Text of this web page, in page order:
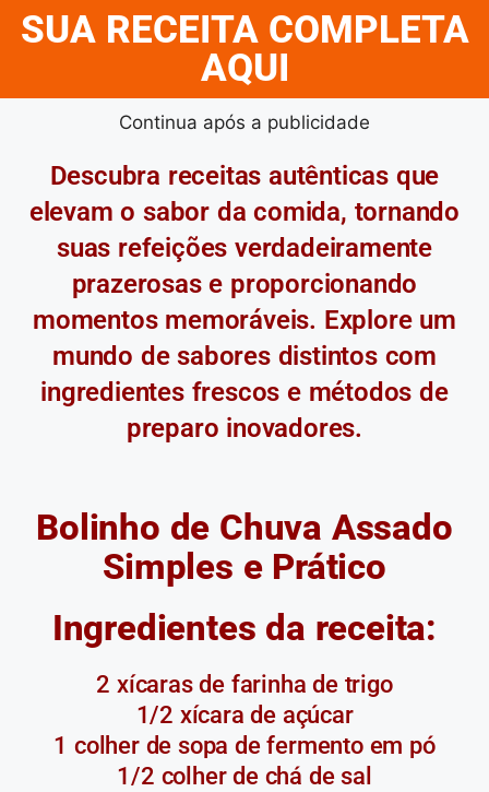
SUA RECEITA COMPLETA
AQUI
Continua após a publicidade
Descubra receitas autênticas que
elevam o sabor da comida, tornando
suas refeições verdadeiramente
prazerosas e proporcionando
momentos memoráveis. Explore um
mundo de sabores distintos com
ingredientes frescos e métodos de
preparo inovadores.
Bolinho de Chuva Assado
Simples e Prático
Ingredientes da receita:
2 xícaras de farinha de trigo
1/2 xícara de açúcar
1 colher de sopa de fermento em pó
1/2 colher de chá de sal